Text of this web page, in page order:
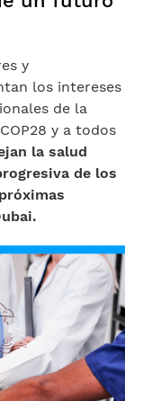
y
los intereses
de la
y a todos
la salud
de los